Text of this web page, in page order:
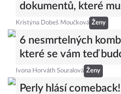
dokumentů, které
Kristýna Dobeš Moučková Ženy
6 nesmrtelných
které se vám teď
Ivona Horváth Souralová Ženy
Perly hlásí